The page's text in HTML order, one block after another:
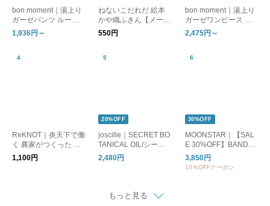
bon moment｜湯上り
ガーゼパンツ ルーム
パンツ
1,936円～
ねないこだれだ 絵本
かや織ふきん【メール
便可】
550円
bon moment｜湯上り
ガーゼワンピース ル
ームワンピース
2,475円～
ReKNOT｜炎天下で働
く 農家がつくった 手
ぬぐい ハンカチ MFS
2610 リノット ギフト
1,100円
20%OFF
joscille｜SECRET BO
TANICAL OIL/シーク
レットボタニカルオイ
ル
2,480円
30%OFF
MOONSTAR｜【SAL
E 30%OFF】BANDBA
LLET バンドバレー バ
レーシューズ フラッ
3,850円
10％OFFクーポン
もっと見る